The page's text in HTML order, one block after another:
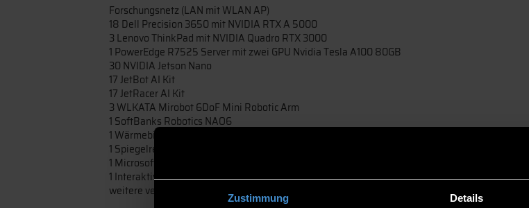
Zustimmung Details
Forschungsnetz (LAN mit WLAN AP)
18 Dell Precision 3650 mit NVIDIA RTX A 5000
3 Lenovo ThinkPad mit NVIDIA Quadro RTX 3000
1 PowerEdge R7525 Server mit zwei GPU Nvidia Tesla A100 80GB
30 NVIDIA Jetson Nano
17 JetBot AI Kit
17 JetRacer AI Kit
3 WLKATA Mirobot 6DoF Mini Robotic Arm
1 SoftBanks Robotics NAO6
1 Wärmebildkamera
1 Spiegelreflexkamera
1 Microsoft HoloLens
1 Interaktives Whiteboard
weitere verschiedene Roboter (LEGO® MINDSTORMS® usw.)